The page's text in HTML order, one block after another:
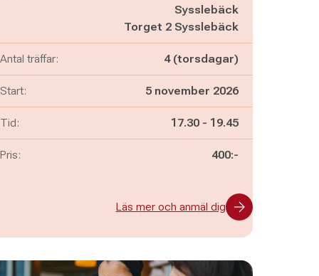
Sysslebäck
Torget 2 Sysslebäck
Antal träffar: 4 (torsdagar)
Start: 5 november 2026
Tid: Pågår mellan
17.30 - och
19.45
Pris: 400:-
Läs mer och anmäl dig